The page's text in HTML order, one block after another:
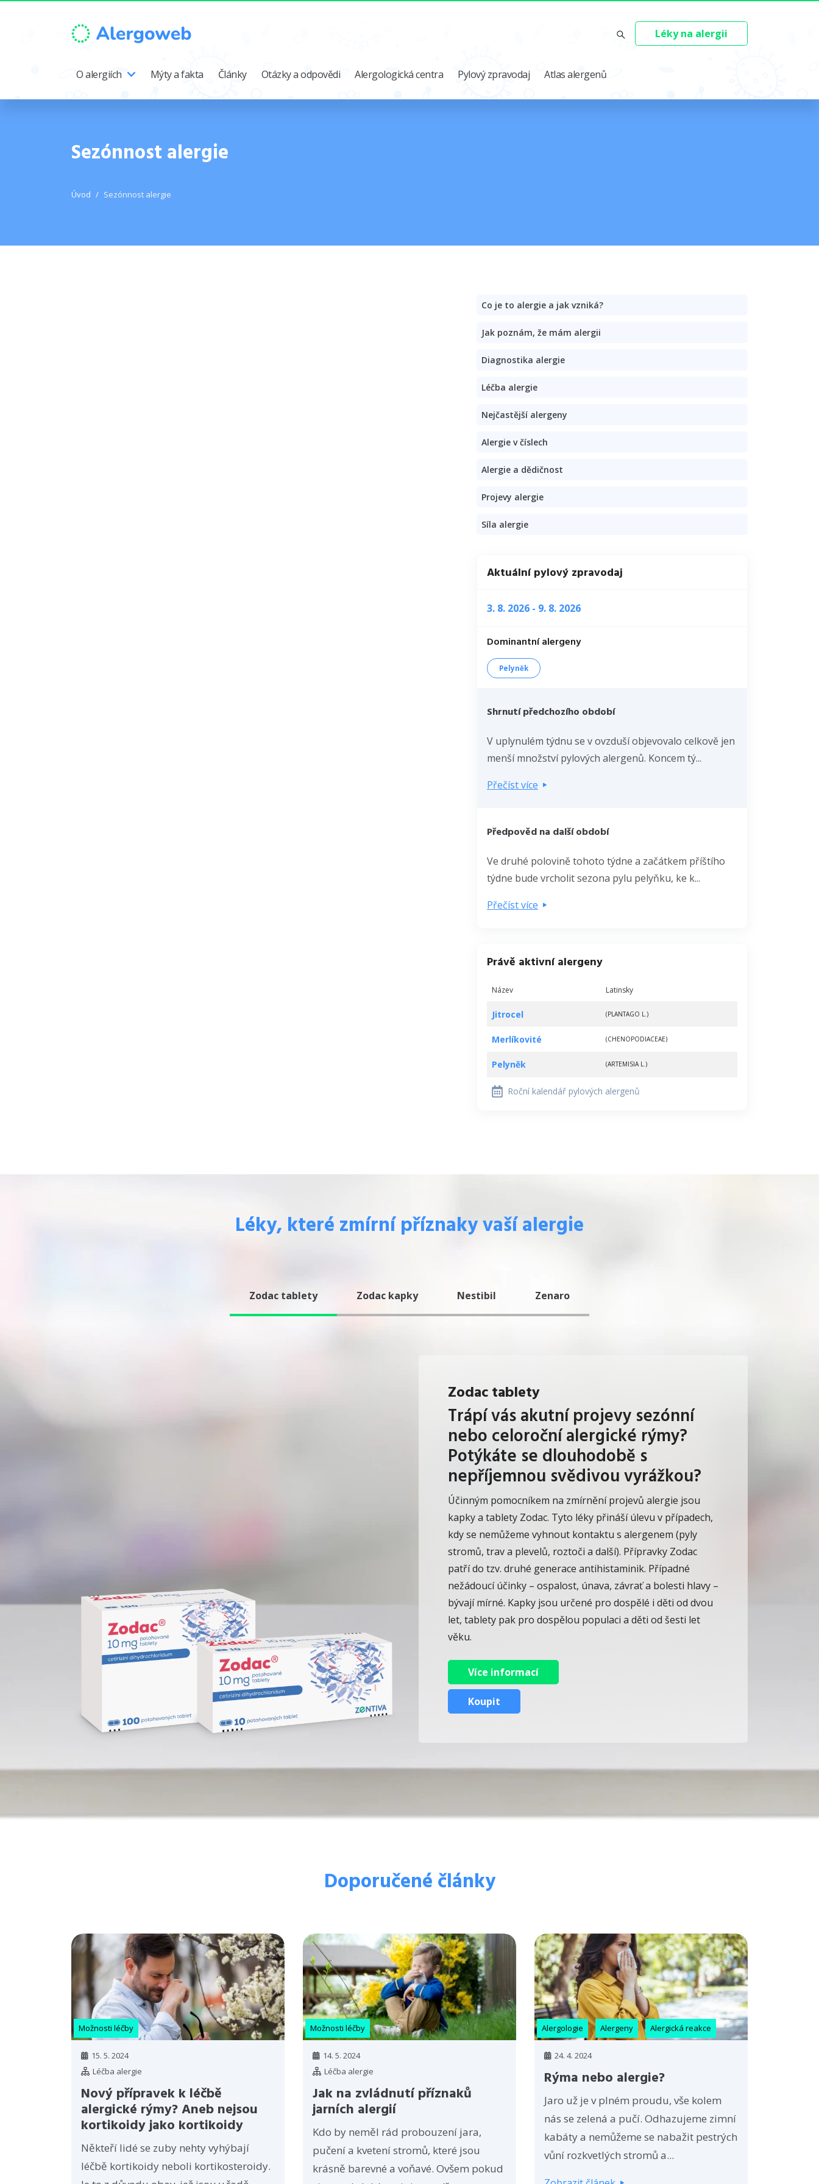
Léky na alergii
O alergiích Mýty a fakta Články Otázky a odpovědi Alergologická centra Pylový zpravodaj Atlas alergenů
Sezónnost alergie
Úvod Sezónnost alergie
Co je to alergie a jak vzniká?
Jak poznám, že mám alergii
Diagnostika alergie
Léčba alergie
Nejčastější alergeny
Alergie v číslech
Alergie a dědičnost
Projevy alergie
Síla alergie
Aktuální pylový zpravodaj
3. 8. 2026 - 9. 8. 2026
Dominantní alergeny
Pelyněk
Shrnutí předchozího období
V uplynulém týdnu se v ovzduší objevovalo celkově jen
menší množství pylových alergenů. Koncem tý...
Přečíst více
Předpověd na další období
Ve druhé polovině tohoto týdne a začátkem příštího
týdne bude vrcholit sezona pylu pelyňku, ke k...
Přečíst více
Právě aktivní alergeny
Název Latinsky
Jitrocel (PLANTAGO L.)
Merlíkovité (CHENOPODIACEAE)
Pelyněk (ARTEMISIA L.)
Roční kalendář pylových alergenů
Léky, které zmírní příznaky vaší alergie
Zodac tablety Zodac kapky Nestibil Zenaro
Zodac tablety
Trápí vás akutní projevy sezónní
nebo celoroční alergické rýmy?
Potýkáte se dlouhodobě s
nepříjemnou svědivou vyrážkou?
Účinným pomocníkem na zmírnění projevů alergie jsou
kapky a tablety Zodac. Tyto léky přináší úlevu v případech,
kdy se nemůžeme vyhnout kontaktu s alergenem (pyly
stromů, trav a plevelů, roztoči a další). Přípravky Zodac
patří do tzv. druhé generace antihistaminik. Případné
nežádoucí účinky – ospalost, únava, závrať a bolesti hlavy –
bývají mírné. Kapky jsou určené pro dospělé i děti od dvou
let, tablety pak pro dospělou populaci a děti od šesti let
věku.
Více informací
Koupit
Doporučené články
Možnosti léčby
15. 5. 2024
Léčba alergie
Nový přípravek k léčbě
alergické rýmy? Aneb nejsou
kortikoidy jako kortikoidy
Někteří lidé se zuby nehty vyhýbají
léčbě kortikoidy neboli kortikosteroidy.
Možnosti léčby
14. 5. 2024
Léčba alergie
Jak na zvládnutí příznaků
jarních alergií
Kdo by neměl rád probouzení jara,
pučení a kvetení stromů, které jsou
krásně barevné a voňavé. Ovšem pokud
Alergologie Alergeny Alergická reakce
24. 4. 2024
Rýma nebo alergie?
Jaro už je v plném proudu, vše kolem
nás se zelená a pučí. Odhazujeme zimní
kabáty a nemůžeme se nabažit pestrých
vůní rozkvetlých stromů a...